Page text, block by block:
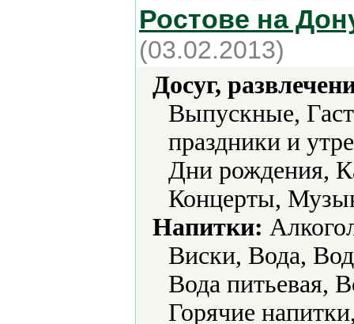
Ростове на
(03.02.2013)
Досуг,
Выпускные,
праздники и
Дни рождения,
Концерты,
Напитки:
Виски, Вода,
Вода питьевая,
Горячие